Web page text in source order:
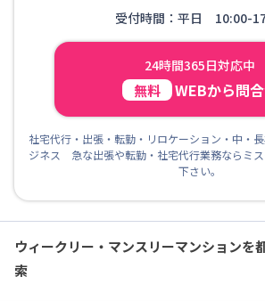
受付時間：平日 10:00-
24時間365日対応中
無料 WEBから問
社宅代行・出張・転勤・リロケーション・中・
ジネス 急な出張や転勤・社宅代行業務ならミ
下さい。
ウィークリー・マンスリーマンションを
索